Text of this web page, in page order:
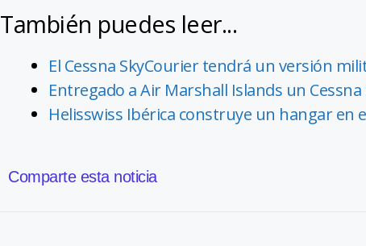
También puedes leer...
El Cessna SkyCourier tendrá un versión
Entregado a Air Marshall Islands un
Helisswiss Ibérica construye un hangar en
Comparte esta noticia